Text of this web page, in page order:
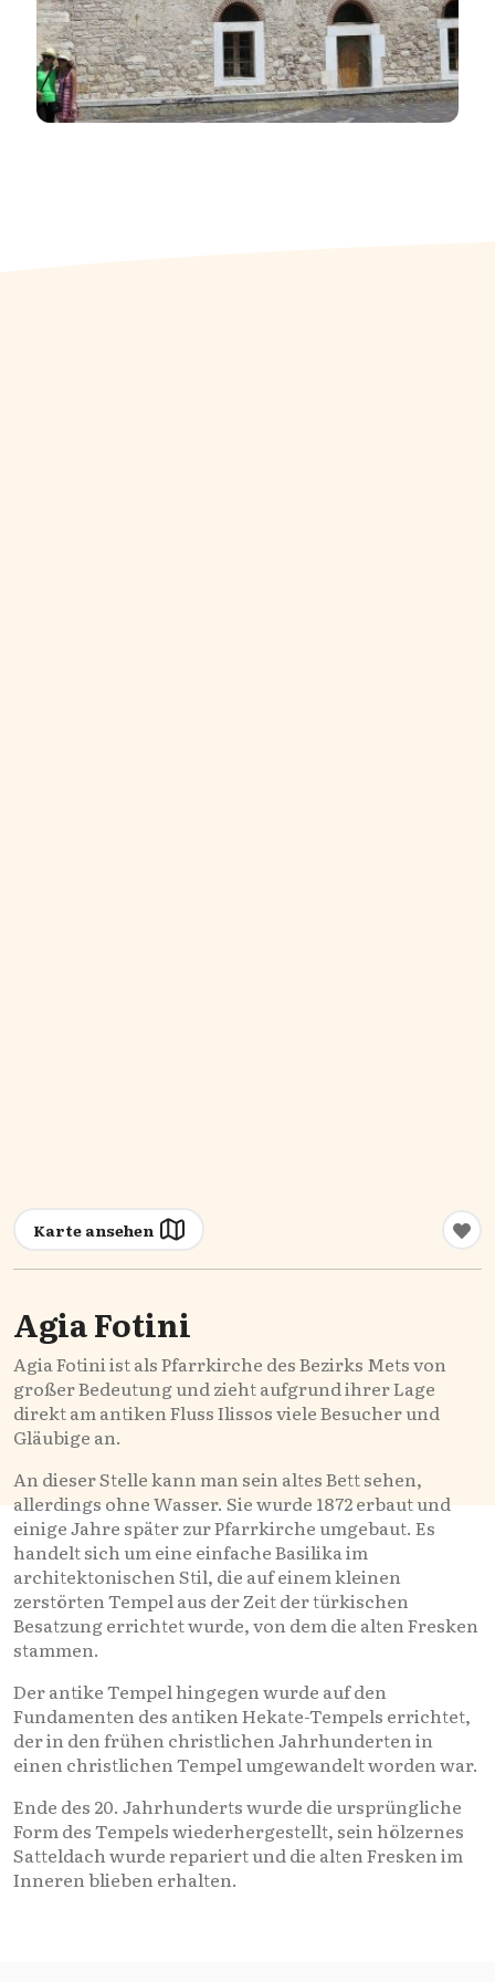
Karte ansehen
Agia Fotini
Agia Fotini ist als Pfarrkirche des Bezirks Mets von
großer Bedeutung und zieht aufgrund ihrer Lage
direkt am antiken Fluss Ilissos viele Besucher und
Gläubige an.
An dieser Stelle kann man sein altes Bett sehen,
allerdings ohne Wasser. Sie wurde 1872 erbaut und
einige Jahre später zur Pfarrkirche umgebaut. Es
handelt sich um eine einfache Basilika im
architektonischen Stil, die auf einem kleinen
zerstörten Tempel aus der Zeit der türkischen
Besatzung errichtet wurde, von dem die alten Fresken
stammen.
Der antike Tempel hingegen wurde auf den
Fundamenten des antiken Hekate-Tempels errichtet,
der in den frühen christlichen Jahrhunderten in
einen christlichen Tempel umgewandelt worden war.
Ende des 20. Jahrhunderts wurde die ursprüngliche
Form des Tempels wiederhergestellt, sein hölzernes
Satteldach wurde repariert und die alten Fresken im
Inneren blieben erhalten.